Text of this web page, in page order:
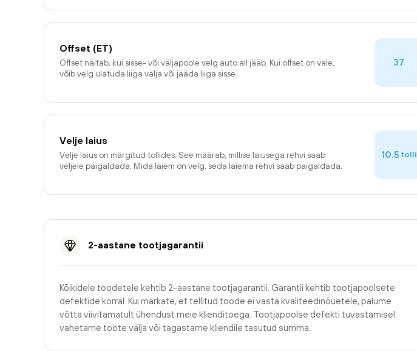
Offset (ET)
Offset näitab, kui sisse- või väljapoole velg auto all jääb. Kui offset on vale,
võib velg ulatuda liiga välja või jääda liiga sisse.
37
Velje laius
Velje laius on märgitud tollides. See määrab, millise laiusega rehvi saab
veljele paigaldada. Mida laiem on velg, seda laiema rehvi saab paigaldada.
10.5 tolli
2-aastane tootjagarantii
Kõikidele toodetele kehtib 2-aastane tootjagarantii. Garantii kehtib tootjapoolsete
defektide korral. Kui märkate, et tellitud toode ei vasta kvaliteedinõuetele, palume
võtta viivitamatult ühendust meie klienditoega. Tootjapoolse defekti tuvastamisel
vahetame toote välja või tagastame kliendile tasutud summa.